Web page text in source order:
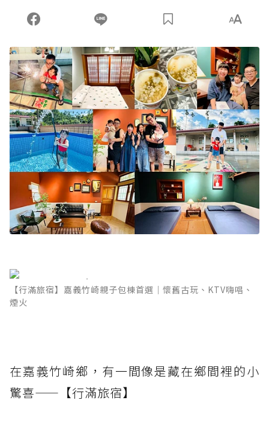
【行滿旅宿】嘉義竹崎親子包棟首選｜懷舊古玩、KTV嗨唱、
煙火
在嘉義竹崎鄉，有一間像是藏在鄉間裡的小
驚喜——【行滿旅宿】